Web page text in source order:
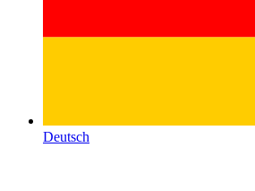
Deutsch